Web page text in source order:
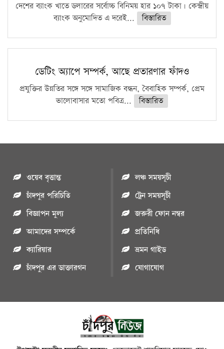
দেশের ব্যাংক খাতে ডলারের সর্বোচ্চ বিনিময় হার ১০৭ টাকা। কেন্দ্রীয়
ব্যাংক অনুমোদিত এ দরেই...
বিস্তারিত
ডেটিং অ্যাপে সম্পর্ক, আছে প্রতারণার ফাঁদও
প্রযুক্তির উন্নতির সঙ্গে সঙ্গে সামাজিক বন্ধন, বৈবাহিক সম্পর্ক, প্রেম
ভালোবাসার মতো পবিত্র...
বিস্তারিত
ওয়েব বৃত্তান্ত
চাঁদপুর পরিচিতি
বিজ্ঞাপন মুল্য
আমাদের সম্পর্কে
ক্যারিয়ার
চাঁদপুর এর ডাক্তারগন
লঞ্চ সময়সূচী
ট্রেন সময়সূচী
জরুরী ফোন নম্বর
প্রতিনিধি
ভ্রমন গাইড
যোগাযোগ